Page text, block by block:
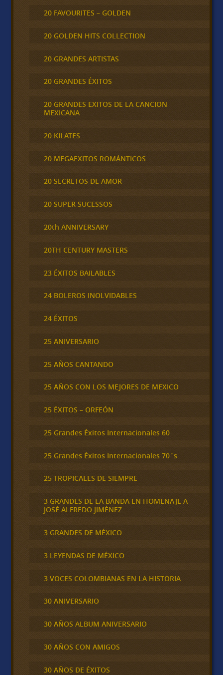
20 FAVOURITES – GOLDEN
20 GOLDEN HITS COLLECTION
20 GRANDES ARTISTAS
20 GRANDES ÉXITOS
20 GRANDES EXITOS DE LA CANCION
MEXICANA
20 KILATES
20 MEGAEXITOS ROMÁNTICOS
20 SECRETOS DE AMOR
20 SUPER SUCESSOS
20th ANNIVERSARY
20TH CENTURY MASTERS
23 ÉXITOS BAILABLES
24 BOLEROS INOLVIDABLES
24 ÉXITOS
25 ANIVERSARIO
25 AÑOS CANTANDO
25 AÑOS CON LOS MEJORES DE MEXICO
25 ÉXITOS – ORFEÓN
25 Grandes Éxitos Internacionales 60
25 Grandes Éxitos Internacionales 70´s
25 TROPICALES DE SIEMPRE
3 GRANDES DE LA BANDA EN HOMENAJE A
JOSÉ ALFREDO JIMÉNEZ
3 GRANDES DE MÉXICO
3 LEYENDAS DE MÉXICO
3 VOCES COLOMBIANAS EN LA HISTORIA
30 ANIVERSARIO
30 AÑOS ALBUM ANIVERSARIO
30 AÑOS CON AMIGOS
30 AÑOS DE ÉXITOS